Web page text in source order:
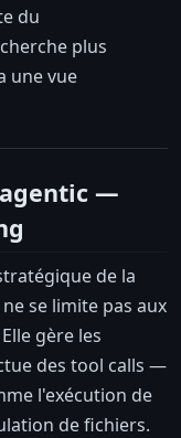
du
plus
une vue
agentic —
de la
se limite pas aux
gère les
des tool calls —
l'exécution de
de fichiers.